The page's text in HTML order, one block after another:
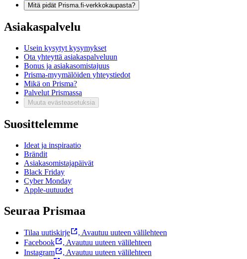
Mitä pidät Prisma.fi-verkkokaupasta?
Asiakaspalvelu
Usein kysytyt kysymykset
Ota yhteyttä asiakaspalveluun
Bonus ja asiakasomistajuus
Prisma-myymälöiden yhteystiedot
Mikä on Prisma?
Palvelut Prismassa
Muuta evästeasetuksia
Suosittelemme
Ideat ja inspiraatio
Brändit
Asiakasomistajapäivät
Black Friday
Cyber Monday
Apple-uutuudet
Seuraa Prismaa
Tilaa uutiskirje , Avautuu uuteen välilehteen
Facebook
, Avautuu uuteen välilehteen
Instagram
, Avautuu uuteen välilehteen